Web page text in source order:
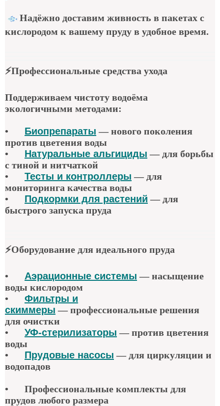
Надёжно доставим живность в пакетах с
кислородом к вашему пруду в удобное время.
⚡Профессиональные средства ухода
Поддерживаем чистоту водоёма
экологичными методами:
• Биопрепараты —нового поколения
против цветения воды
•
Натуральные альгициды — для борьбы
с тиной и нитчаткой
•
Тесты и контроллеры — для
мониторинга качества воды
•
Подкормки для растений — для
быстрого запуска пруда
⚡Оборудование для идеального пруда
• Аэрационные системы —насыщение
воды кислородом
•
Фильтры и
скиммеры —профессиональные решения
для очистки
•
УФ-стерилизаторы —против цветения
воды
•
Прудовые насосы — для циркуляции и
водопадов
•
Профессиональные комплекты для
прудов любого размера